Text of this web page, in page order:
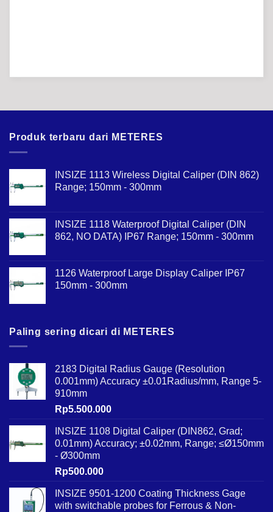
Produk terbaru dari METERES
INSIZE 1113 Wireless Digital Caliper (DIN 862)
Range; 150mm - 300mm
INSIZE 1118 Waterproof Digital Caliper (DIN
862, NO DATA) IP67 Range; 150mm - 300mm
1126 Waterproof Large Display Caliper IP67
150mm - 300mm
Paling sering dicari di METERES
2183 Digital Radius Gauge (Resolution
0.001mm) Accuracy ±0.01Radius/mm, Range 5-
910mm
Rp5.500.000
INSIZE 1108 Digital Caliper (DIN862, Grad;
0.01mm) Accuracy; ±0.02mm, Range; ≤Ø150mm
- Ø300mm
Rp500.000
INSIZE 9501-1200 Coating Thickness Gage
with switchable probes for Ferrous & Non-